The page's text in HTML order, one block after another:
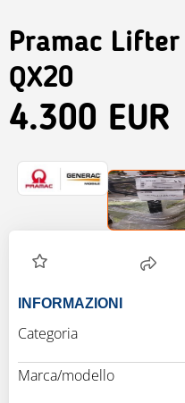
Pramac Lifter
QX20
4.300 EUR
INFORMAZIONI
Categoria
Marca/modello